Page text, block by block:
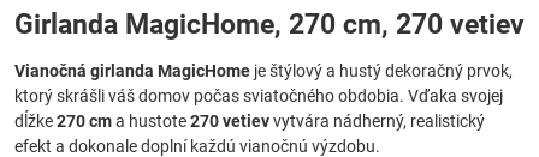
Girlanda MagicHome, 270 cm, 270 vetiev
Vianočná girlanda MagicHome je štýlový a hustý dekoračný prvok,
ktorý skrášli váš domov počas sviatočného obdobia. Vďaka svojej
dĺžke270 cma hustote270 vetievvytvára nádherný, realistický
efekt a dokonale doplní každú vianočnú výzdobu.